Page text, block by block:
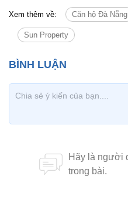
Xem thêm về: Căn hộ Đà Nẵng
Sun Property